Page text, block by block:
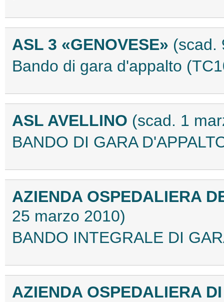
ASL 3 «GENOVESE» (scad.
Bando di gara d'appalto
ASL AVELLINO (scad. 1
BANDO DI GARA
AZIENDA OSPEDALIERA
25 marzo 2010)
BANDO INTEGRALE DI
AZIENDA OSPEDALIERA